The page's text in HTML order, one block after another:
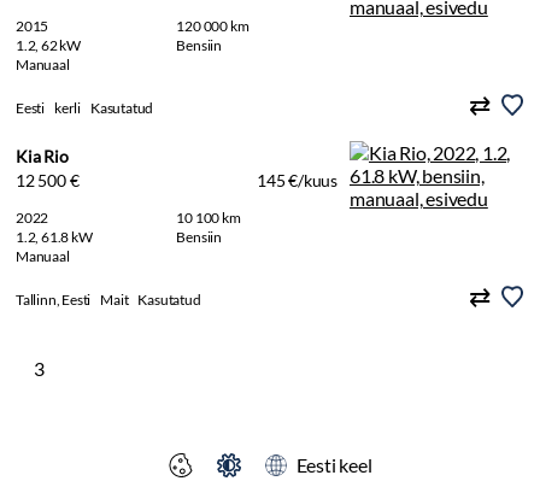
2015
120 000 km
1.2, 62 kW
Bensiin
Manuaal
Eesti kerli Kasutatud
Kia Rio
12 500 €
145 €/kuus
2022
10 100 km
1.2, 61.8 kW
Bensiin
Manuaal
Tallinn, Eesti Mait Kasutatud
3
Eesti keel